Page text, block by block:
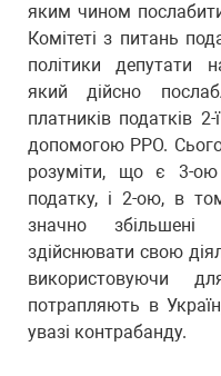
яким чином
Комітеті з питань
політики депутати
який дійсно
платників податків
допомогою РРО.
розуміти, що є 3-ою
податку, і 2-ою, в
значно збільшені
здійснювати свою
використовуючи
потрапляють в
увазі контрабанду.